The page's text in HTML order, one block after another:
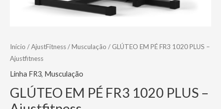
Início /AjustFitness/Musculação / GLÚTEO EM PÉ FR3 1020 PLUS –
Ajustfitness
Linha FR3, Musculação
GLÚTEO EM PÉ FR3 1020 PLUS –